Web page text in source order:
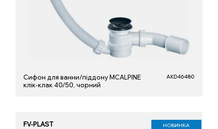
Сифон для ванни/піддону MCALPINE
клік-клак 40/50, чорний
AKD46480
FV-PLAST НОВИНКА